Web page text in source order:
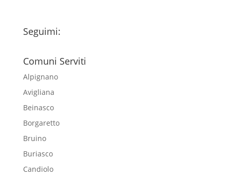
Seguimi:
Comuni Serviti
Alpignano
Avigliana
Beinasco
Borgaretto
Bruino
Buriasco
Candiolo